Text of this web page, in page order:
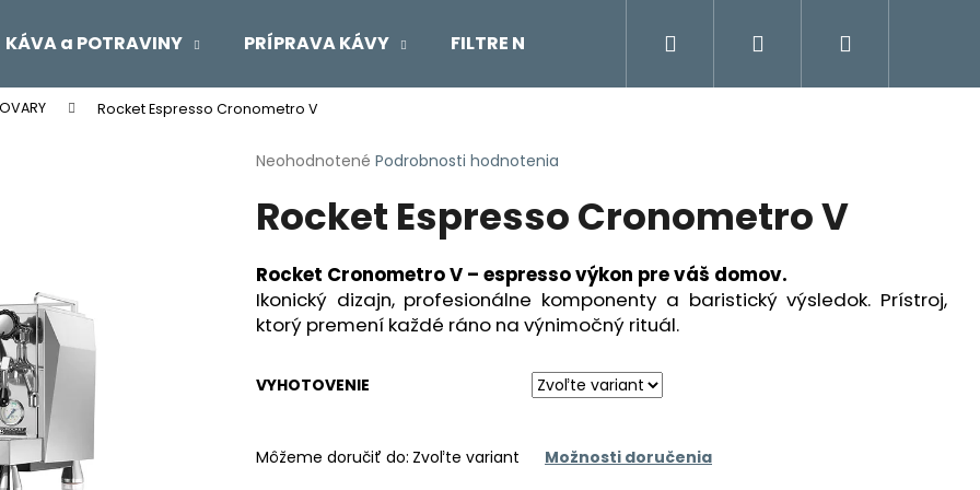
KÁVA a POTRAVINY PRÍPRAVA KÁVY FILTRE NA VODU ÚDRŽBA KÁVOVARU
Hľadať Prihlásenie
Rocket Espresso Cronometro V
Priemerné
produktu
je
z
5
hviezdičiek.
Neohodnotené Podrobnosti hodnotenia
Rocket Espresso Cronometro V
Rocket Cronometro V – espresso výkon pre váš domov.
Ikonický dizajn, profesionálne komponenty a baristický výsledok. Prístroj,
ktorý premení každé ráno na výnimočný rituál.
VYHOTOVENIE
Môžeme doručiť do: Zvoľte variant Možnosti doručenia
Čo potrebujete nájsť?
HĽADAŤ